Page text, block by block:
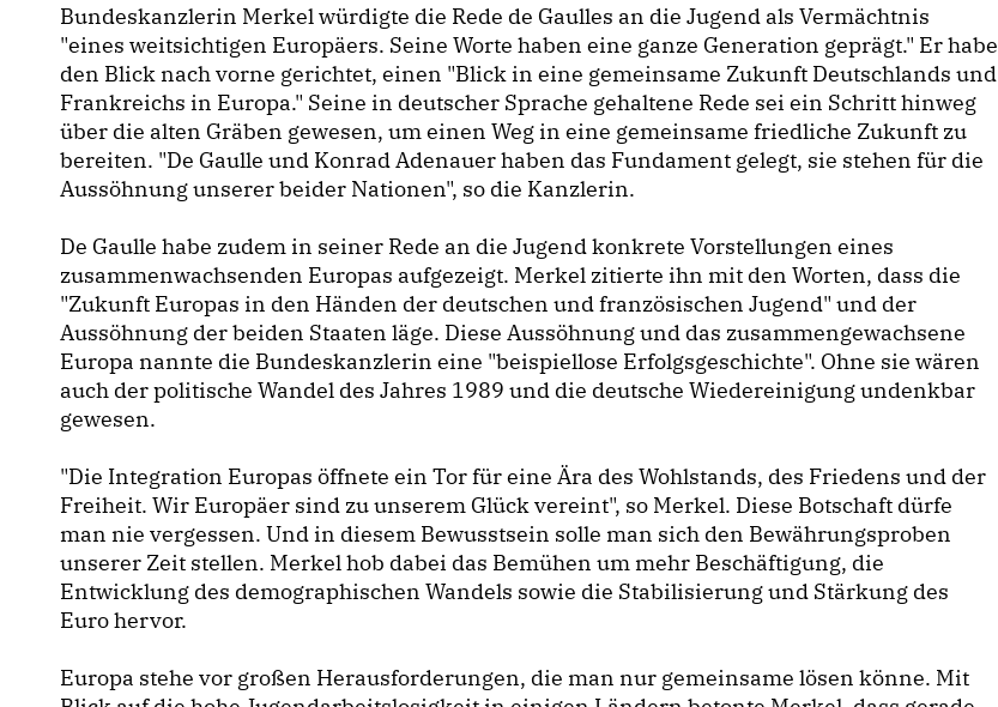
Bundeskanzlerin Merkel würdigte die Rede de Gaulles an die Jugend als Vermächtnis
"eines weitsichtigen Europäers. Seine Worte haben eine ganze Generation geprägt." Er habe
den Blick nach vorne gerichtet, einen "Blick in eine gemeinsame Zukunft Deutschlands und
Frankreichs in Europa." Seine in deutscher Sprache gehaltene Rede sei ein Schritt hinweg
über die alten Gräben gewesen, um einen Weg in eine gemeinsame friedliche Zukunft zu
bereiten. "De Gaulle und Konrad Adenauer haben das Fundament gelegt, sie stehen für die
Aussöhnung unserer beider Nationen", so die Kanzlerin.
De Gaulle habe zudem in seiner Rede an die Jugend konkrete Vorstellungen eines
zusammenwachsenden Europas aufgezeigt. Merkel zitierte ihn mit den Worten, dass die
"Zukunft Europas in den Händen der deutschen und französischen Jugend" und der
Aussöhnung der beiden Staaten läge. Diese Aussöhnung und das zusammengewachsene
Europa nannte die Bundeskanzlerin eine "beispiellose Erfolgsgeschichte". Ohne sie wären
auch der politische Wandel des Jahres 1989 und die deutsche Wiedereinigung undenkbar
gewesen.
"Die Integration Europas öffnete ein Tor für eine Ära des Wohlstands, des Friedens und der
Freiheit. Wir Europäer sind zu unserem Glück vereint", so Merkel. Diese Botschaft dürfe
man nie vergessen. Und in diesem Bewusstsein solle man sich den Bewährungsproben
unserer Zeit stellen. Merkel hob dabei das Bemühen um mehr Beschäftigung, die
Entwicklung des demographischen Wandels sowie die Stabilisierung und Stärkung des
Euro hervor.
Europa stehe vor großen Herausforderungen, die man nur gemeinsame lösen könne. Mit